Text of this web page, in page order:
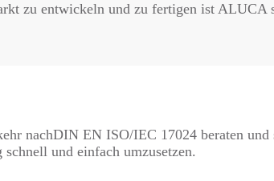
zu entwickeln und zu fertigen ist ALUCA
nachDIN EN ISO/IEC 17024 beraten
und einfach umzusetzen.